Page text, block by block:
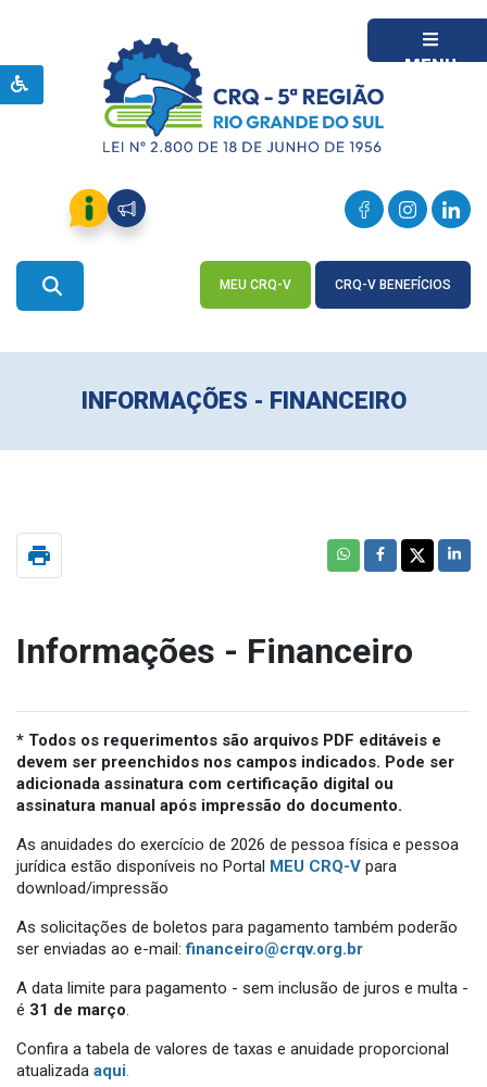
MENU
MEU CRQ-V CRQ-V BENEFÍCIOS
INFORMAÇÕES - FINANCEIRO
print
Informações - Financeiro
* Todos os requerimentos são arquivos PDF editáveis e
devem ser preenchidos nos campos indicados. Pode ser
adicionada assinatura com certificação digital ou
assinatura manual após impressão do documento.
As anuidades do exercício de 2026 de pessoa física e pessoa
jurídica estão disponíveis no Portal MEU CRQ-V para
download/impressão
As solicitações de boletos para pagamento também poderão
ser enviadas ao e-mail:financeiro@crqv.org.br
A data limite para pagamento - sem inclusão de juros e multa -
é 31 de março.
Confira a tabela de valores de taxas e anuidade proporcional
atualizada aqui.